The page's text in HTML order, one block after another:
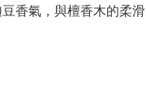
香氣，與檀香木的柔